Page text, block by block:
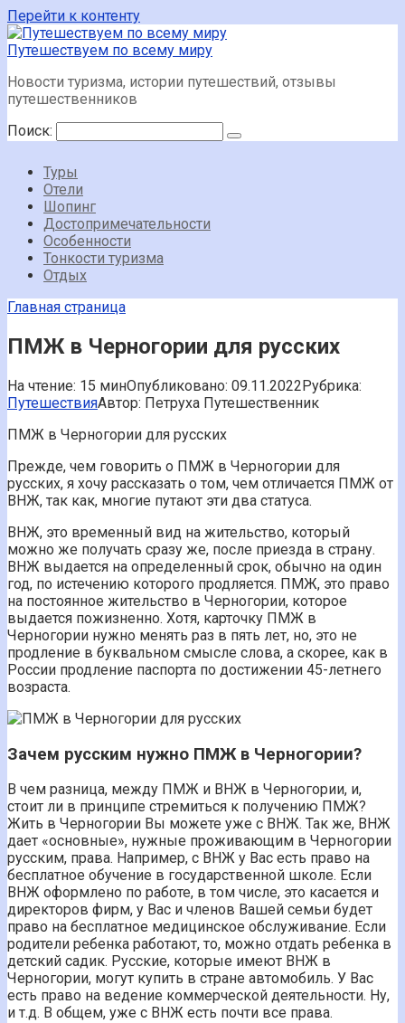
Перейти к контенту
Путешествуем по всему миру
Новости туризма, истории путешествий, отзывы
путешественников
Поиск:
Туры
Отели
Шопинг
Достопримечательности
Особенности
Тонкости туризма
Отдых
Главная страница
ПМЖ в Черногории для русских
На чтение: 15 минОпубликовано: 09.11.2022Рубрика:
ПутешествияАвтор: Петруха Путешественник
ПМЖ в Черногории для русских
Прежде, чем говорить о ПМЖ в Черногории для
русских, я хочу рассказать о том, чем отличается ПМЖ от
ВНЖ, так как, многие путают эти два статуса.
ВНЖ, это временный вид на жительство, который
можно же получать сразу же, после приезда в страну.
ВНЖ выдается на определенный срок, обычно на один
год, по истечению которого продляется. ПМЖ, это право
на постоянное жительство в Черногории, которое
выдается пожизненно. Хотя, карточку ПМЖ в
Черногории нужно менять раз в пять лет, но, это не
продление в буквальном смысле слова, а скорее, как в
России продление паспорта по достижении 45-летнего
возраста.
Зачем русским нужно ПМЖ в Черногории?
В чем разница, между ПМЖ и ВНЖ в Черногории, и,
стоит ли в принципе стремиться к получению ПМЖ?
Жить в Черногории Вы можете уже с ВНЖ. Так же, ВНЖ
дает «основные», нужные проживающим в Черногории
русским, права. Например, с ВНЖ у Вас есть право на
бесплатное обучение в государственной школе. Если
ВНЖ оформлено по работе, в том числе, это касается и
директоров фирм, у Вас и членов Вашей семьи будет
право на бесплатное медицинское обслуживание. Если
родители ребенка работают, то, можно отдать ребенка в
детский садик. Русские, которые имеют ВНЖ в
Черногории, могут купить в стране автомобиль. У Вас
есть право на ведение коммерческой деятельности. Ну,
и т.д. В общем, уже с ВНЖ есть почти все права.